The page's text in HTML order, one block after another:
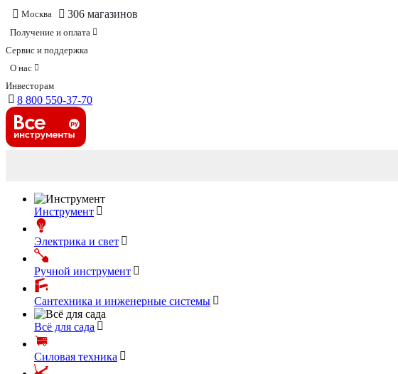
Москва 306 магазинов
Получение и оплата
Сервис и поддержка
О нас
Инвесторам
8 800 550-37-70
Инструмент
Электрика и свет
Ручной инструмент
Сантехника и инженерные системы
Всё для сада
Силовая техника